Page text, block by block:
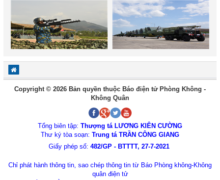
Copyright © 2026 Bản quyền thuộc Báo điện tử Phòng Không -
Không Quân
Tổng biên tập: Thượng tá LƯƠNG KIÊN CƯỜNG
Thư ký tòa soạn: Trung tá TRẦN CÔNG GIANG
Giấy phép số: 482/GP - BTTTT, 27-7-2021
Chỉ phát hành thông tin, sao chép thông tin từ Báo Phòng không-Không
quân điện tử